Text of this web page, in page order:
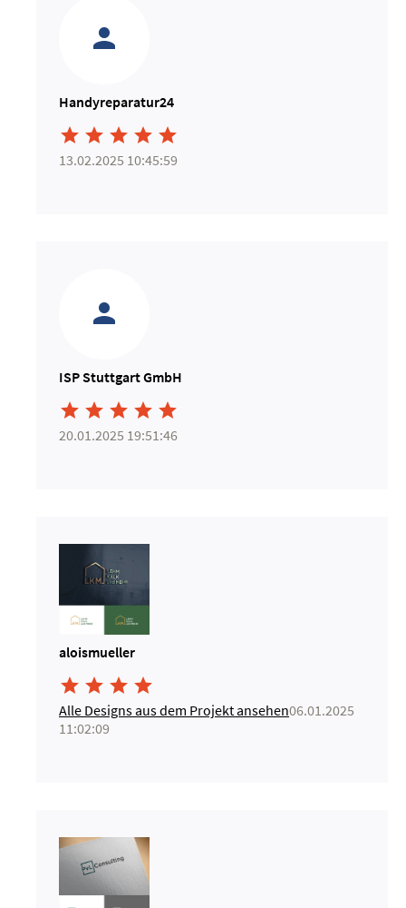
Handyreparatur24
    
13.02.2025 10:45:59
ISP Stuttgart GmbH
    
20.01.2025 19:51:46
aloismueller
   
Alle Designs aus dem Projekt ansehen06.01.2025
11:02:09